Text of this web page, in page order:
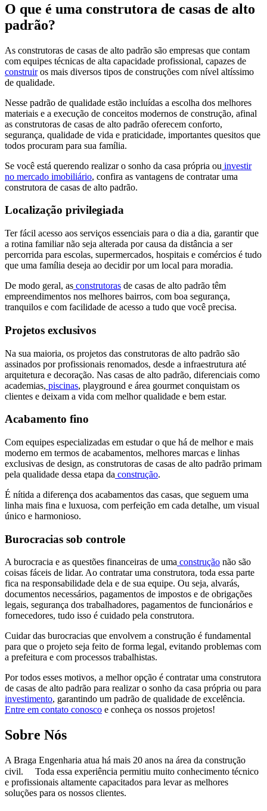
O que é uma construtora de casas de alto
padrão?
As construtoras de casas de alto padrão são empresas que contam
com equipes técnicas de alta capacidade profissional, capazes de
construiros mais diversos tipos de construções com nível altíssimo
de qualidade.
Nesse padrão de qualidade estão incluídas a escolha dos melhores
materiais e a execução de conceitos modernos de construção, afinal
as construtoras de casas de alto padrão oferecem conforto,
segurança, qualidade de vida e praticidade, importantes quesitos que
todos procuram para sua família.
Se você está querendo realizar o sonho da casa própria ou investir
no mercado imobiliário, confira as vantagens de contratar uma
construtora de casas de alto padrão.
Localização privilegiada
Ter fácil acesso aos serviços essenciais para o dia a dia, garantir que
a rotina familiar não seja alterada por causa da distância a ser
percorrida para escolas, supermercados, hospitais e comércios é tudo
que uma família deseja ao decidir por um local para moradia.
De modo geral, as construtoras de casas de alto padrão têm
empreendimentos nos melhores bairros, com boa segurança,
tranquilos e com facilidade de acesso a tudo que você precisa.
Projetos exclusivos
Na sua maioria, os projetos das construtoras de alto padrão são
assinados por profissionais renomados, desde a infraestrutura até
arquitetura e decoração. Nas casas de alto padrão, diferenciais como
academias, piscinas, playground e área gourmet conquistam os
clientes e deixam a vida com melhor qualidade e bem estar.
Acabamento fino
Com equipes especializadas em estudar o que há de melhor e mais
moderno em termos de acabamentos, melhores marcas e linhas
exclusivas de design, as construtoras de casas de alto padrão primam
pela qualidade dessa etapa da construção.
É nítida a diferença dos acabamentos das casas, que seguem uma
linha mais fina e luxuosa, com perfeição em cada detalhe, um visual
único e harmonioso.
Burocracias sob controle
A burocracia e as questões financeiras de uma construção não são
coisas fáceis de lidar. Ao contratar uma construtora, toda essa parte
fica na responsabilidade dela e de sua equipe. Ou seja, alvarás,
documentos necessários, pagamentos de impostos e de obrigações
legais, segurança dos trabalhadores, pagamentos de funcionários e
fornecedores, tudo isso é cuidado pela construtora.
Cuidar das burocracias que envolvem a construção é fundamental
para que o projeto seja feito de forma legal, evitando problemas com
a prefeitura e com processos trabalhistas.
Por todos esses motivos, a melhor opção é contratar uma construtora
de casas de alto padrão para realizar o sonho da casa própria ou para
investimento, garantindo um padrão de qualidade de excelência.
Entre em contato conosco e conheça os nossos projetos!
Sobre Nós
A Braga Engenharia atua há mais 20 anos na área da construção
civil. ⠀ Toda essa experiência permitiu muito conhecimento técnico
e profissionais altamente capacitados para levar as melhores
soluções para os nossos clientes.